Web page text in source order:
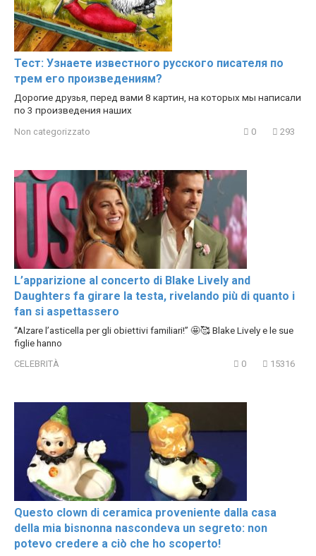
Тест: Узнаете известного русского писателя по
трем его произведениям?
Дорогие друзья, перед вами 8 картин, на которых мы написали
по 3 произведения наших
Non categorizzato 0 293
L’apparizione al concerto di Blake Lively and
Daughters fa girare la testa, rivelando più di quanto i
fan si aspettassero
“Alzare l’asticella per gli obiettivi familiari!” 🤩🥰 Blake Lively e le sue
figlie hanno
CELEBRITÀ 0 15316
Questo clown di ceramica proveniente dalla casa
della mia bisnonna nascondeva un segreto: non
potevo credere a ciò che ho scoperto!